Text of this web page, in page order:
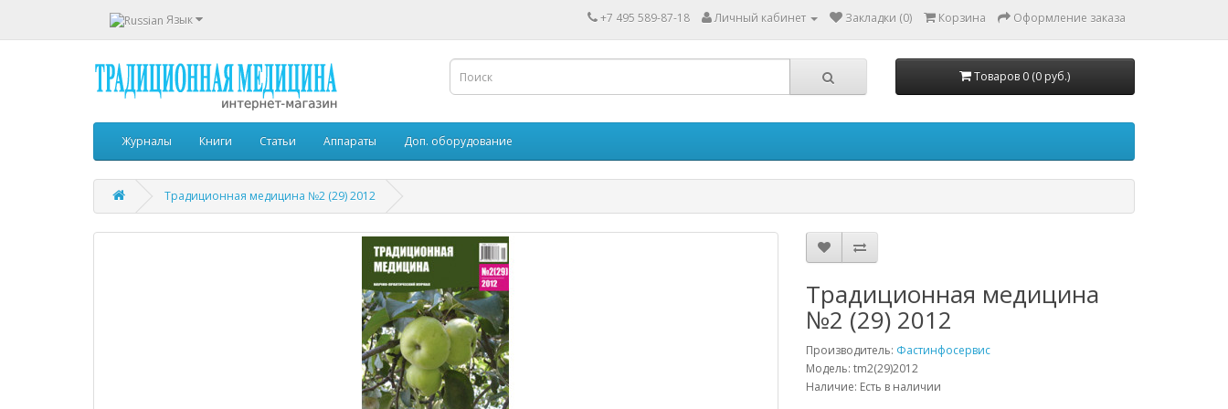
Язык +7 495 589-87-18 Личный кабинет Закладки (0) Корзина Оформление заказа
Товаров 0 (0 руб.)
Журналы Книги Статьи Аппараты Доп. оборудование
Традиционная медицина №2 (29) 2012
Традиционная медицина
№2 (29) 2012
Производитель: Фастинфосервис
Модель: tm2(29)2012
Наличие: Есть в наличии